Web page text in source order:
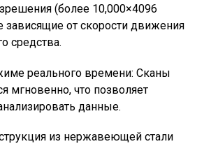
(более 10,000×4096
зависящие от скорости движения
средства.
реального времени: Сканы
мгновенно, что позволяет
данные.
из нержавеющей стали